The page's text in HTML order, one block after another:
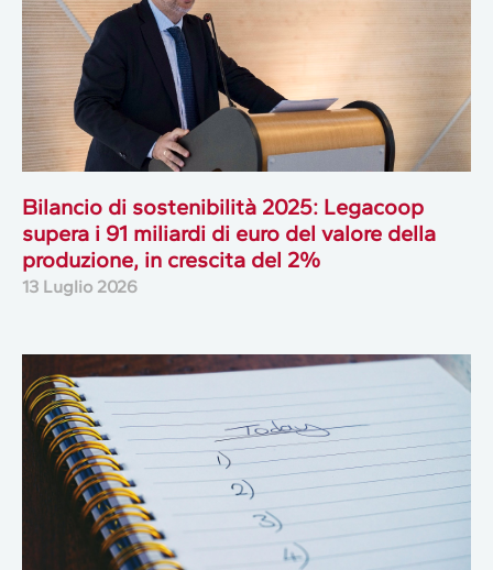
Bilancio di sostenibilità 2025: Legacoop
supera i 91 miliardi di euro del valore della
produzione, in crescita del 2%
13 Luglio 2026